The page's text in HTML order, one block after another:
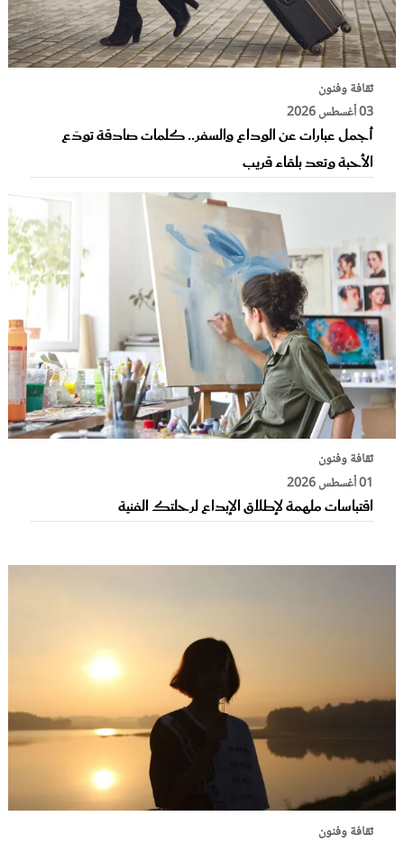
ثقافة وفنون
03 أغسطس 2026
أجمل عبارات عن الوداع والسفر.. كلمات صادقة تودّع
الأحبة وتعد بلقاء قريب
ثقافة وفنون
01 أغسطس 2026
اقتباسات ملهمة لإطلاق الإبداع لرحلتك الفنية
ثقافة وفنون